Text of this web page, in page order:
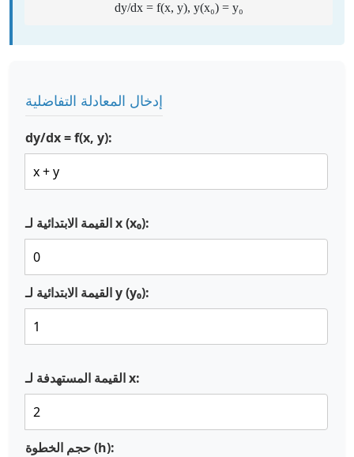
dy/dx = f(x, y), y(x₀) = y₀
إدخال المعادلة التفاضلية
dy/dx = f(x, y):
القيمة الابتدائية لـ x (x₀):
القيمة الابتدائية لـ y (y₀):
القيمة المستهدفة لـ x:
حجم الخطوة (h):